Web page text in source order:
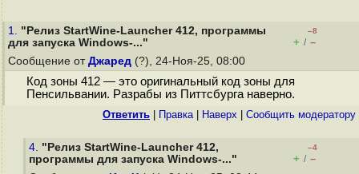
1. "Релиз StartWine-Launcher 412, программы
для запуска Windows-..."
–8
+ / –
Сообщение от Джаред (?), 24-Ноя-25, 08:00
Код зоны 412 — это оригинальный код зоны для
Пенсильвании. Разрабы из Питтсбурга наверно.
Ответить Правка| Наверх Cообщить модератору
4. "Релиз StartWine-Launcher 412,
программы для запуска Windows-..."
–4
+ / –